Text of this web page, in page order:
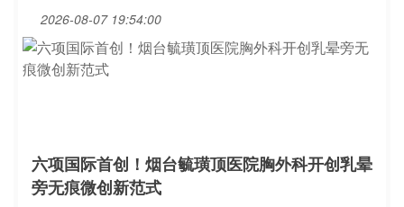
2026-08-07 19:54:00
六项国际首创！烟台毓璜顶医院胸外科开创乳晕
旁无痕微创新范式